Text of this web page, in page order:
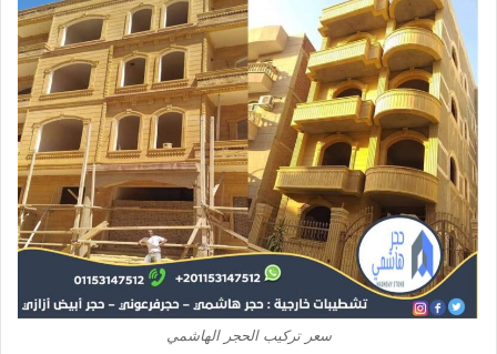
سعر تركيب الحجر الهاشمي